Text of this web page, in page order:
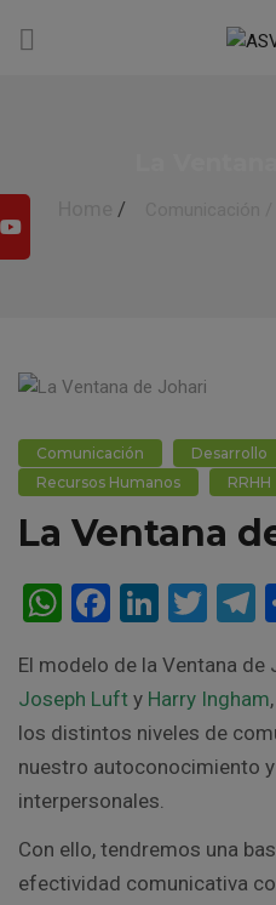
/
Comunicación Desarrollo
Recursos Humanos
RRHH
La Ventana
W
at
s
A
p
p
F
ce
b
o
o
k
Li
ke
dI
n
T
tt
er
e
a
El modelo de la Ventana
Joseph Luft y Harry Ingham
los distintos niveles de
nuestro autoconocimiento
interpersonales.
Con ello, tendremos una
efectividad comunicativa